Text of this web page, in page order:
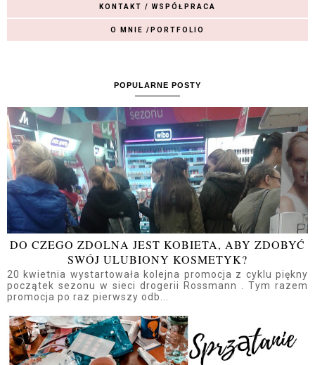
KONTAKT / WSPÓŁPRACA
O MNIE /PORTFOLIO
POPULARNE POSTY
DO CZEGO ZDOLNA JEST KOBIETA, ABY ZDOBYĆ
SWÓJ ULUBIONY KOSMETYK?
20 kwietnia wystartowała kolejna promocja z cyklu piękny
początek sezonu w sieci drogerii Rossmann . Tym razem
promocja po raz pierwszy odb...